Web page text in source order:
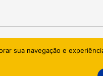
sua navegação e